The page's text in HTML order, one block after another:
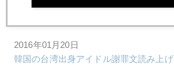
2016年01月20日
韓国の台湾出身アイドル謝罪文読み上げ